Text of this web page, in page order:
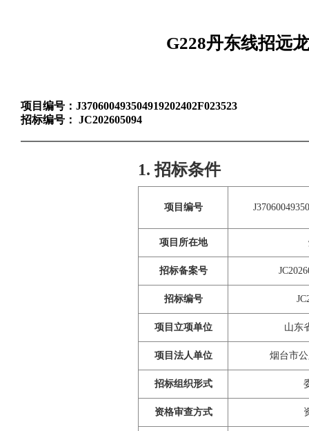
G228丹东线招远
项目编号： J370600493504919202402F023523
招标编号： JC202605094
1. 招标条件
项目编号
项目所在地
招标备案号
招标编号
项目立项单位 山东
项目法人单位 烟台市
招标组织形式
资格审查方式